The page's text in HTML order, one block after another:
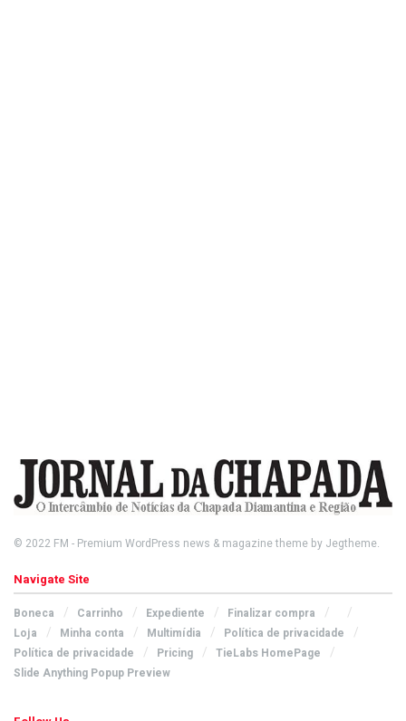
© 2022 FM - Premium WordPress news & magazine theme by Jegtheme.
Navigate Site
Boneca Carrinho Expediente
Finalizar compra
Loja
Minha conta Multimídia
Política de privacidade
Política de privacidade
Pricing
TieLabs HomePage
Slide Anything Popup Preview